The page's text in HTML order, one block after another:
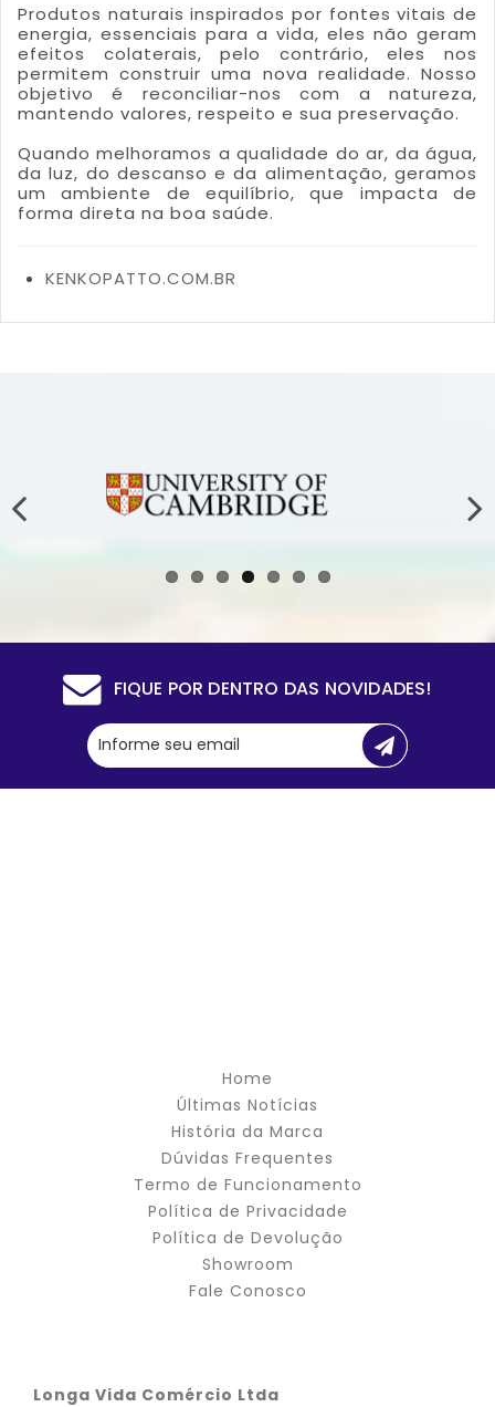
Produtos naturais inspirados por fontes vitais de
energia, essenciais para a vida, eles não geram
efeitos colaterais, pelo contrário, eles nos
permitem construir uma nova realidade. Nosso
objetivo é reconciliar-nos com a natureza,
mantendo valores, respeito e sua preservação.
Quando melhoramos a qualidade do ar, da água,
da luz, do descanso e da alimentação, geramos
um ambiente de equilíbrio, que impacta de
forma direta na boa saúde.
KENKOPATTO.COM.BR
FIQUE POR DENTRO DAS NOVIDADES!
Home
Últimas Notícias
História da Marca
Dúvidas Frequentes
Termo de Funcionamento
Política de Privacidade
Política de Devolução
Showroom
Fale Conosco
Longa Vida Comércio Ltda